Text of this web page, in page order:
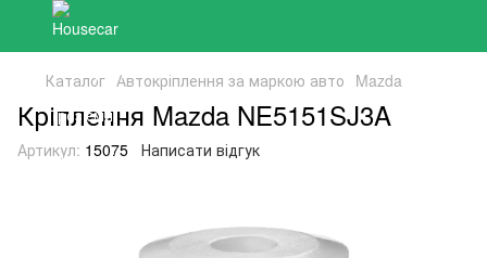
Каталог Автокріплення за маркою авто Mazda
Кріплення Mazda NE5151SJ3A
Артикул: 15075 Написати відгук